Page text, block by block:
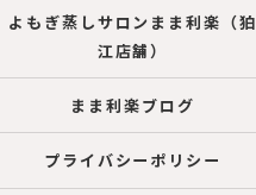
よもぎ蒸しサロンまま利楽（狛
江店舗）
まま利楽ブログ
プライバシーポリシー